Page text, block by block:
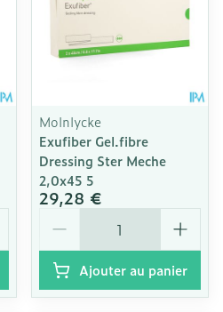
Molnlycke
Exufiber Gel.fibre
Dressing Ster Meche
2,0x45 5
29,28 €
Ajouter au panier